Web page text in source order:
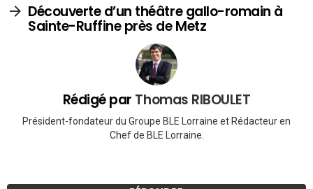
Découverte d’un théâtre gallo-romain à
Sainte-Ruffine près de Metz
Rédigé par Thomas RIBOULET
Président-fondateur du Groupe BLE Lorraine et Rédacteur en
Chef de BLE Lorraine.